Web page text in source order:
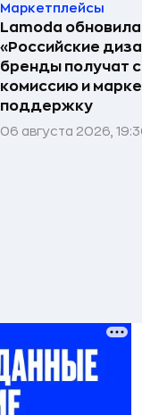
Маркетплейсы
Lamoda
«Российские
бренды получат
комиссию и
поддержку
06 августа 2026,